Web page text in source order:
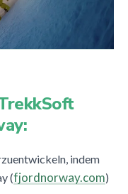
indem
(fjordnorway.com)